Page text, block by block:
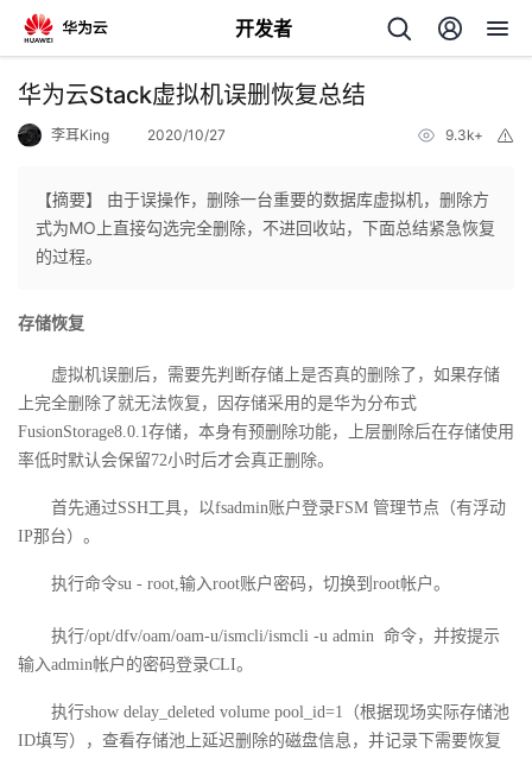
开发者
返
主
页
的
开
我
博
的
我
华为云Stack虚拟机误删恢复总结
李耳King 2020/10/27 9.3k+
【摘要】 由于误操作，删除一台重要的数据库虚拟机，删除方
式为MO上直接勾选完全删除，不进回收站，下面总结紧急恢复
的过程。
存储恢复
虚拟机误删后，需要先判断存储上是否真的删除了，如果存储
上完全删除了就无法恢复，因存储采用的是华为分布式
FusionStorage8.0.1存储，本身有预删除功能，上层删除后在存储使用
率低时默认会保留72小时后才会真正删除。
首先通过SSH工具，以fsadmin账户登录FSM 管理节点（有浮动
IP那台）。
执行命令su - root,输入root账户密码，切换到 root帐户。
执行/opt/dfv/oam/oam-u/ismcli/ismcli -u admin 命令，并按提示
输入admin帐户的密码登录CLI。
执行show delay_deleted volume pool_id=1 （根据现场实际存储池
ID填写），查看存储池上延迟删除的磁盘信息，并记录下需要恢复